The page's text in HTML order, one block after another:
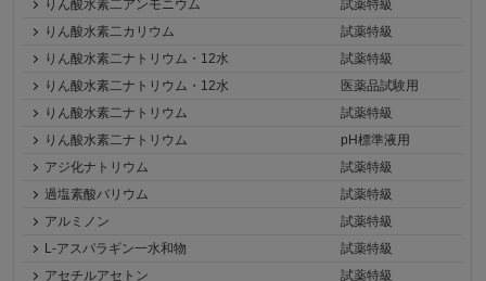
りん酸水素二アンモニウム
試薬特級
りん酸水素二カリウム
試薬特級
りん酸水素二ナトリウム・12水
試薬特級
りん酸水素二ナトリウム・12水
医薬品試験用
りん酸水素二ナトリウム
試薬特級
りん酸水素二ナトリウム
pH標準液用
アジ化ナトリウム
試薬特級
過塩素酸バリウム
試薬特級
アルミノン
試薬特級
L-アスパラギン一水和物
試薬特級
アセチルアセトン
試薬特級